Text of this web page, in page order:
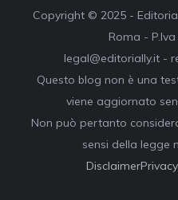
Copyright © 2025 -
Roma -
legal@editorially.it -
Questo blog non è una
viene aggiornato
Non può pertanto
sensi della legge
Disclaimer